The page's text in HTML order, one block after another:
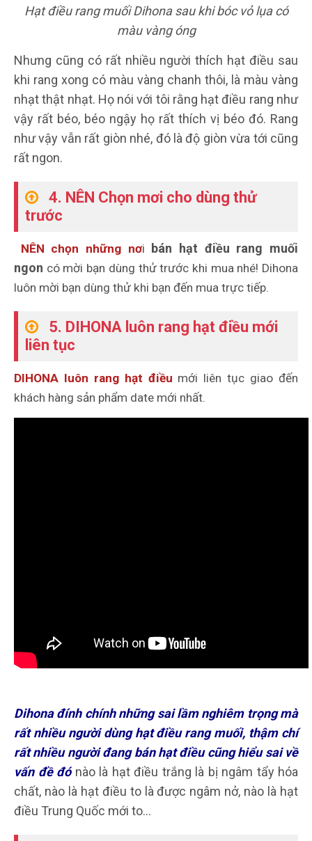
Hạt điều rang muối Dihona sau khi bóc vỏ lụa có
màu vàng óng
Nhưng cũng có rất nhiều người thích hạt điều sau
khi rang xong có màu vàng chanh thôi, là màu vàng
nhạt thật nhạt. Họ nói với tôi rằng hạt điều rang như
vậy rất béo, béo ngậy họ rất thích vị béo đó. Rang
như vậy vẫn rất giòn nhé, đó là độ giòn vừa tới cũng
rất ngon.
4. NÊN Chọn mơi cho dùng thử
trước
NÊN chọn những nơi
bán hạt điều rang muối
ngon có mời bạn dùng thử trước khi mua nhé! Dihona
luôn mời bạn dùng thử khi bạn đến mua trực tiếp.
5. DIHONA luôn rang hạt điều mới
liên tục
DIHONA luôn rang hạt điều mới liên tục giao đến
khách hàng sản phẩm date mới nhất.
Dihona đính chính những sai lầm nghiêm trọng mà
rất nhiều người dùng hạt điều rang muối, thậm chí
rất nhiều người đang bán hạt điều cũng hiểu sai về
vấn đề đónào là hạt điều trắng là bị ngâm tẩy hóa
chất, nào là hạt điều to là được ngâm nở, nào là hạt
điều Trung Quốc mới to…